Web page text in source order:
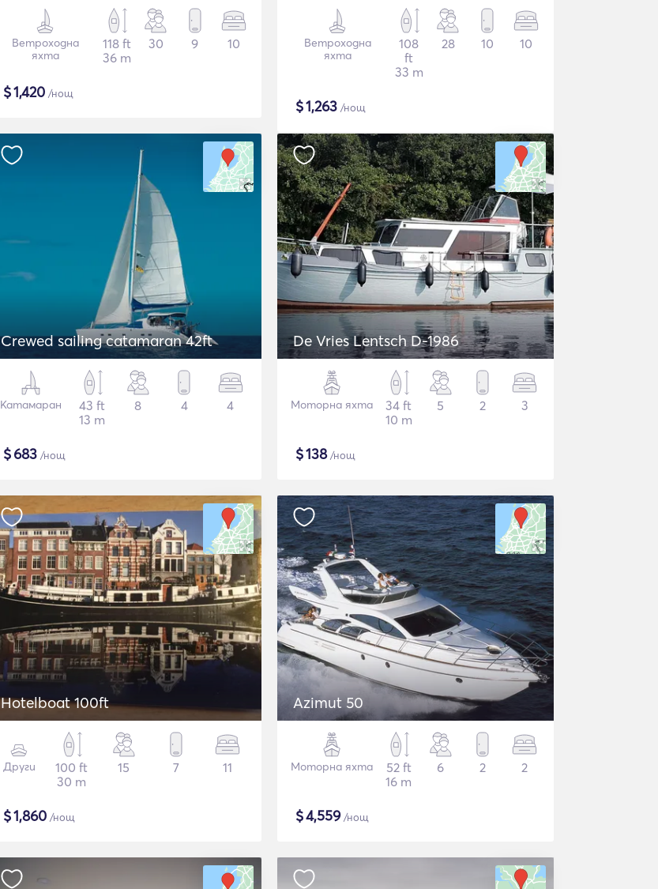
Ветроходна
яхта
118 ft
36 m
30 9 10
$1,420 /нощ
Ветроходна
яхта
108
ft
33 m
28 10 10
$1,263 /нощ
Crewed sailing catamaran 42ft
Катамаран
43 ft
13 m
8 4 4
$683 /нощ
De Vries Lentsch D-1986
Моторна яхта
34 ft
10 m
5 2 3
$138/нощ
Hotelboat 100ft
Други
100 ft
30 m
15 7 11
$1,860 /нощ
Azimut 50
Моторна яхта
52 ft
16 m
6 2 2
$4,559/нощ